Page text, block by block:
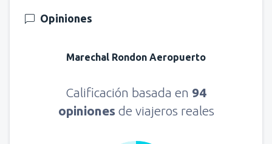
Opiniones
Marechal Rondon Aeropuerto
Calificación basada en 94
opiniones de viajeros reales